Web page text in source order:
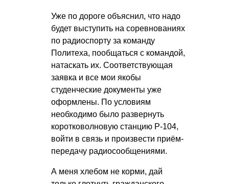
Уже по дороге объяснил, что надо
будет выступить на соревнованиях
по радиоспорту за команду
Политеха, пообщаться с командой,
натаскать их. Соответствующая
заявка и все мои якобы
студенческие документы уже
оформлены. По условиям
необходимо было развернуть
коротковолновую станцию Р-104,
войти в связь и произвести приём-
передачу радиосообщениями.
А меня хлебом не корми, дай